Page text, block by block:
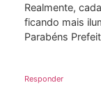
Realmente,
ficando mais
Parabéns
Responder